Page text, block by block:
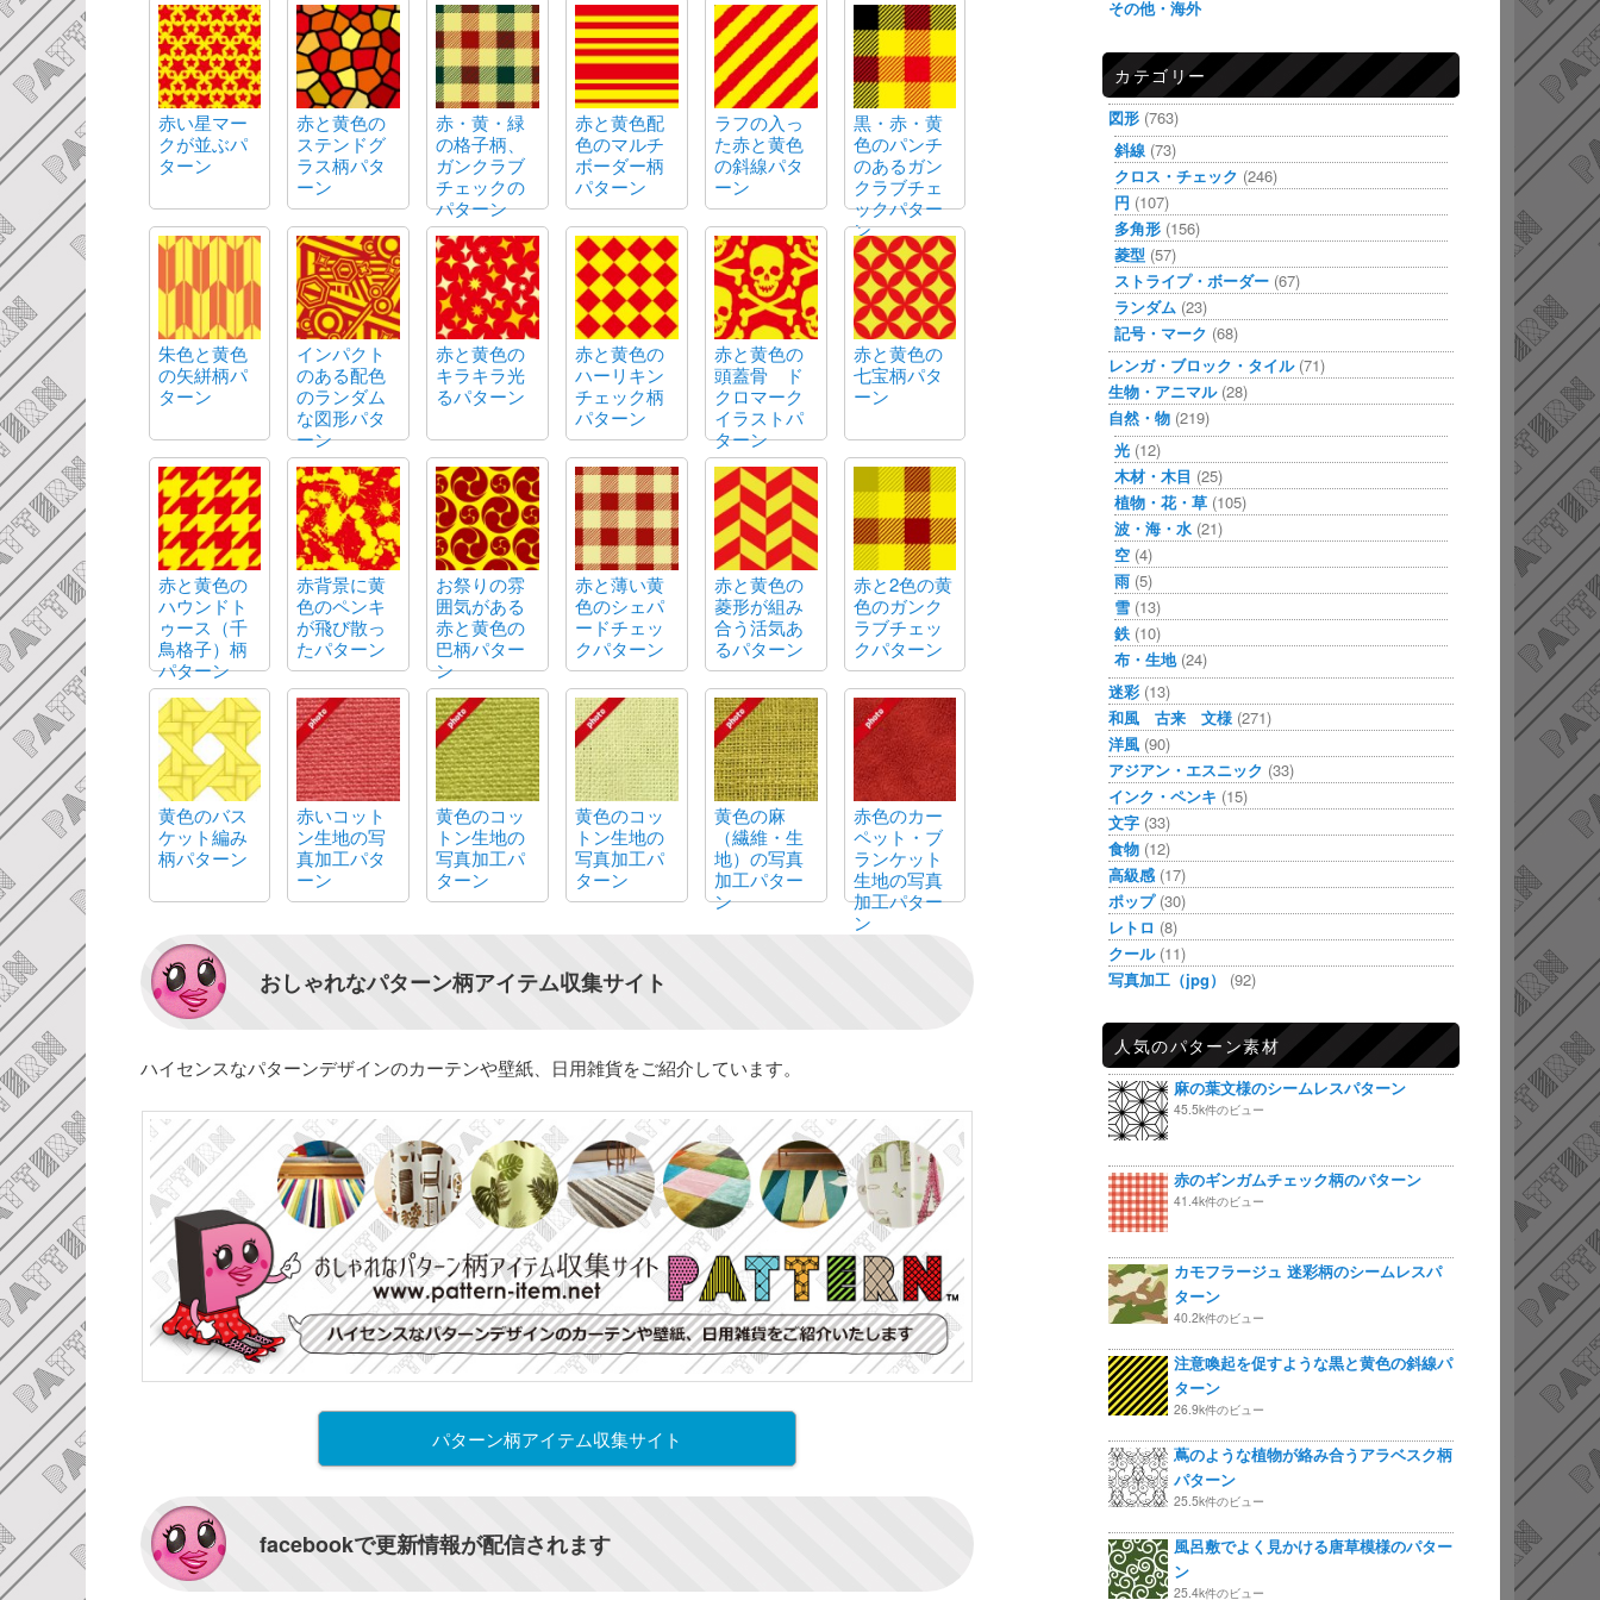
赤い星マー
クが並ぶパ
ターン
赤と黄色の
ステンドグ
ラス柄パタ
ーン
赤・黄・緑
の格子柄、
ガンクラブ
チェックの
パターン
赤と黄色配
色のマルチ
ボーダー柄
パターン
ラフの入っ
た赤と黄色
の斜線パタ
ーン
黒・赤・黄
色のパンチ
のあるガン
クラブチェ
ックパター
ン
朱色と黄色
の矢絣柄パ
ターン
インパクト
のある配色
のランダム
な図形パタ
ーン
赤と黄色の
キラキラ光
るパターン
赤と黄色の
ハーリキン
チェック柄
パターン
赤と黄色の
頭蓋骨 ド
クロマーク
イラストパ
ターン
赤と黄色の
七宝柄パタ
ーン
赤と黄色の
ハウンドト
ゥース（千
鳥格子）柄
パターン
赤背景に黄
色のペンキ
が飛び散っ
たパターン
お祭りの雰
囲気がある
赤と黄色の
巴柄パター
ン
赤と薄い黄
色のシェパ
ードチェッ
クパターン
赤と黄色の
菱形が組み
合う活気あ
るパターン
赤と2色の黄
色のガンク
ラブチェッ
クパターン
黄色のバス
ケット編み
柄パターン
赤いコット
ン生地の写
真加工パタ
ーン
黄色のコッ
トン生地の
写真加工パ
ターン
黄色のコッ
トン生地の
写真加工パ
ターン
黄色の麻
（繊維・生
地）の写真
加工パター
ン
赤色のカー
ペット・ブ
ランケット
生地の写真
加工パター
ン
おしゃれなパターン柄アイテム収集サイト
ハイセンスなパターンデザインのカーテンや壁紙、日用雑貨をご紹介しています。
パターン柄アイテム収集サイト
facebookで更新情報が配信されます
その他・海外
カテゴリー
図形 (763)
斜線 (73)
クロス・チェック (246)
円 (107)
多角形 (156)
菱型 (57)
ストライプ・ボーダー (67)
ランダム (23)
記号・マーク (68)
レンガ・ブロック・タイル(71)
生物・アニマル(28)
自然・物 (219)
光 (12)
木材・木目 (25)
植物・花・草 (105)
波・海・水 (21)
空 (4)
雨 (5)
雪 (13)
鉄 (10)
布・生地(24)
迷彩 (13)
和風 古来 文様 (271)
洋風 (90)
アジアン・エスニック (33)
インク・ペンキ (15)
文字 (33)
食物 (12)
高級感 (17)
ポップ(30)
レトロ (8)
クール(11)
写真加工（jpg）
(92)
人気のパターン素材
麻の葉文様のシームレスパターン
45.5k件のビュー
赤のギンガムチェック柄のパターン
41.4k件のビュー
カモフラージュ 迷彩柄のシームレスパ
ターン
40.2k件のビュー
注意喚起を促すような黒と黄色の斜線パ
ターン
26.9k件のビュー
蔦のような植物が絡み合うアラベスク柄
パターン
25.5k件のビュー
風呂敷でよく見かける唐草模様のパター
ン
25.4k件のビュー